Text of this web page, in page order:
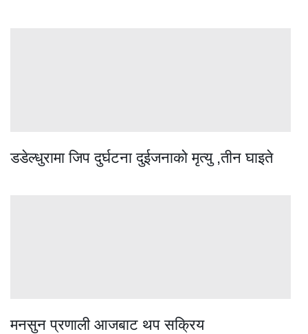
डडेल्धुरामा जिप दुर्घटना दुईजनाको मृत्यु ,तीन घाइते
मनसुन प्रणाली आजबाट थप सक्रिय